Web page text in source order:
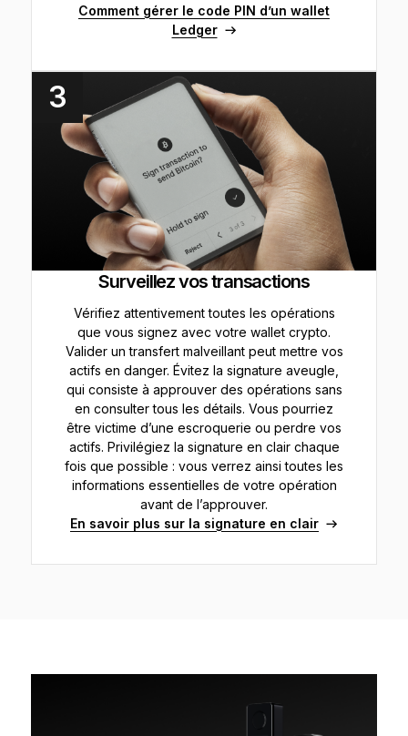
Comment gérer le code PIN d’un wallet
Ledger
3
Surveillez vos transactions
Vérifiez attentivement toutes les opérations
que vous signez avec votre wallet crypto.
Valider un transfert malveillant peut mettre vos
actifs en danger. Évitez la signature aveugle,
qui consiste à approuver des opérations sans
en consulter tous les détails. Vous pourriez
être victime d’une escroquerie ou perdre vos
actifs. Privilégiez la signature en clair chaque
fois que possible : vous verrez ainsi toutes les
informations essentielles de votre opération
avant de l’approuver.
En savoir plus sur la signature en clair